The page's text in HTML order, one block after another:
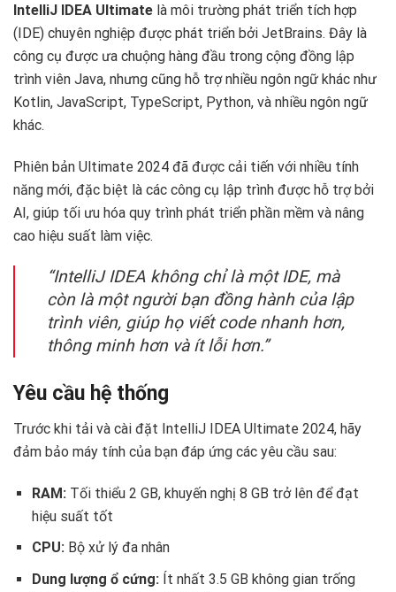
IntelliJ IDEA Ultimate là môi trường phát triển tích hợp
(IDE) chuyên nghiệp được phát triển bởi JetBrains. Đây là
công cụ được ưa chuộng hàng đầu trong cộng đồng lập
trình viên Java, nhưng cũng hỗ trợ nhiều ngôn ngữ khác như
Kotlin, JavaScript, TypeScript, Python, và nhiều ngôn ngữ
khác.
Phiên bản Ultimate 2024 đã được cải tiến với nhiều tính
năng mới, đặc biệt là các công cụ lập trình được hỗ trợ bởi
AI, giúp tối ưu hóa quy trình phát triển phần mềm và nâng
cao hiệu suất làm việc.
“IntelliJ IDEA không chỉ là một IDE, mà
còn là một người bạn đồng hành của lập
trình viên, giúp họ viết code nhanh hơn,
thông minh hơn và ít lỗi hơn.”
Yêu cầu hệ thống ️
Trước khi tải và cài đặt IntelliJ IDEA Ultimate 2024, hãy
đảm bảo máy tính của bạn đáp ứng các yêu cầu sau:
RAM: Tối thiểu 2 GB, khuyến nghị 8 GB trở lên để đạt
hiệu suất tốt
CPU:Bộ xử lý đa nhân
Dung lượng ổ cứng:Ít nhất 3.5 GB không gian trống